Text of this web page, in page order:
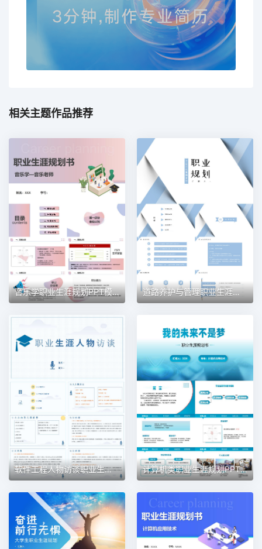
相关主题作品推荐
音乐学职业生涯规划PPT模板 道路养护与管理职业生涯规划PPT模板
软件工程人物访谈职业生涯规划PPT模板 计算机类职业生涯规划PPT模板